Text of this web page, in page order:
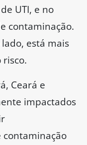
UTI, e no
contaminação.
está mais
Ceará e
impactados
contaminação